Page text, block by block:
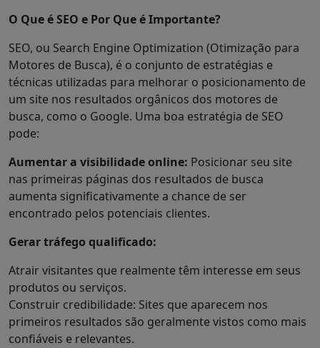
O Que é SEO e Por Que é Importante?
SEO, ou Search Engine Optimization (Otimização para
Motores de Busca), é o conjunto de estratégias e
técnicas utilizadas para melhorar o posicionamento de
um site nos resultados orgânicos dos motores de
busca, como o Google. Uma boa estratégia de SEO
pode:
Aumentar a visibilidade online: Posicionar seu site
nas primeiras páginas dos resultados de busca
aumenta significativamente a chance de ser
encontrado pelos potenciais clientes.
Gerar tráfego qualificado:
Atrair visitantes que realmente têm interesse em seus
produtos ou serviços.
Construir credibilidade: Sites que aparecem nos
primeiros resultados são geralmente vistos como mais
confiáveis e relevantes.